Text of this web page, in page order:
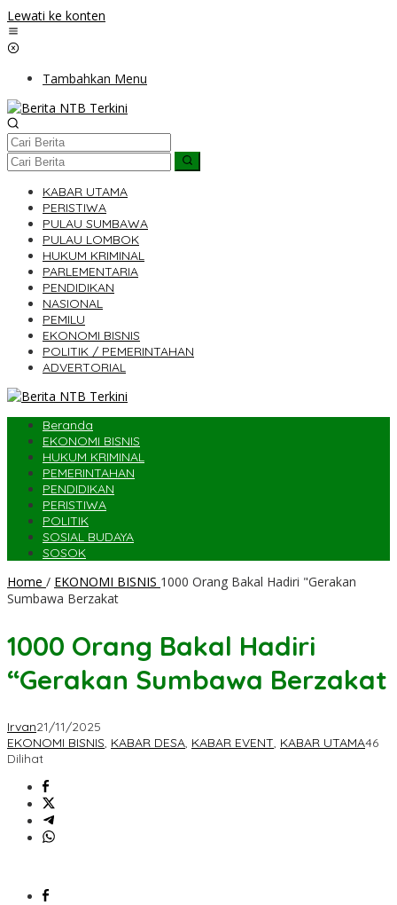
Lewati ke konten
Tambahkan Menu
KABAR UTAMA
PERISTIWA
PULAU SUMBAWA
PULAU LOMBOK
HUKUM KRIMINAL
PARLEMENTARIA
PENDIDIKAN
NASIONAL
PEMILU
EKONOMI BISNIS
POLITIK / PEMERINTAHAN
ADVERTORIAL
Beranda
EKONOMI BISNIS
HUKUM KRIMINAL
PEMERINTAHAN
PENDIDIKAN
PERISTIWA
POLITIK
SOSIAL BUDAYA
SOSOK
Home / EKONOMI BISNIS 1000 Orang Bakal Hadiri "Gerakan
Sumbawa Berzakat
1000 Orang Bakal Hadiri
“Gerakan Sumbawa Berzakat
Irvan21/11/2025
EKONOMI BISNIS, KABAR DESA, KABAR EVENT, KABAR UTAMA46
Dilihat